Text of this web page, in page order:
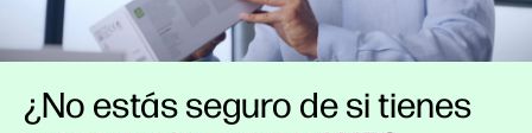
¿No estás seguro de si tienes